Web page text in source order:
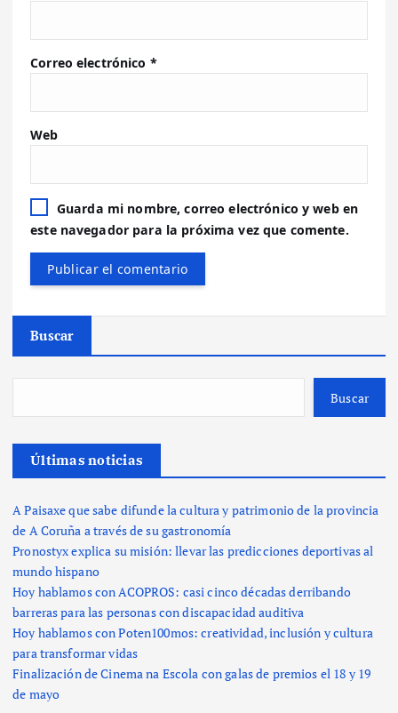
Correo electrónico *
Web
Guarda mi nombre, correo electrónico y web en
este navegador para la próxima vez que comente.
Buscar
Buscar
Últimas noticias
A Paisaxe que sabe difunde la cultura y patrimonio de la provincia
de A Coruña a través de su gastronomía
Pronostyx explica su misión: llevar las predicciones deportivas al
mundo hispano
Hoy hablamos con ACOPROS: casi cinco décadas derribando
barreras para las personas con discapacidad auditiva
Hoy hablamos con Poten100mos: creatividad, inclusión y cultura
para transformar vidas
Finalización de Cinema na Escola con galas de premios el 18 y 19
de mayo